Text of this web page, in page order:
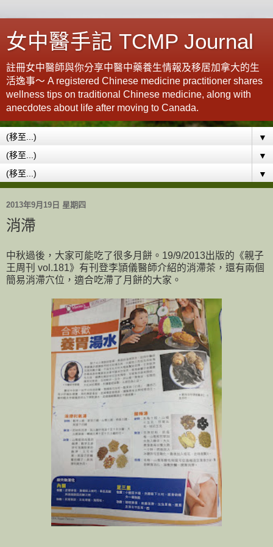
女中醫手記 TCMP Journal
註冊女中醫師與你分享中醫中藥養生情報及移居加拿大的生
活逸事～ A registered Chinese medicine practitioner shares
wellness tips on traditional Chinese medicine, along with
anecdotes about life after moving to Canada.
▼
▼
▼
2013年9月19日 星期四
消滯
中秋過後，大家可能吃了很多月餅。19/9/2013出版的《親子
王周刊 vol.181》有刊登李頴儀醫師介紹的消滯茶，還有兩個
簡易消滯穴位，適合吃滯了月餅的大家。